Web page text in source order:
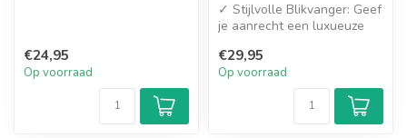
€24,95
Op voorraad
✓ Stijlvolle Blikvanger: Geef
je aanrecht een luxueuze
€29,95
Op voorraad